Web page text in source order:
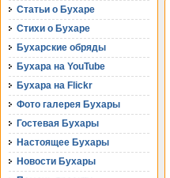
Статьи о Бухаре
Стихи о Бухаре
Бухарские обряды
Бухара на YouTube
Бухара на Flickr
Фото галерея Бухары
Гостевая Бухары
Настоящее Бухары
Новости Бухары